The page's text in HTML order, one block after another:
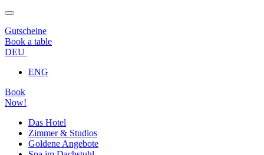
Gutscheine
Book a table
DEU
ENG
Book
Now!
Das Hotel
Zimmer & Studios
Goldene Angebote